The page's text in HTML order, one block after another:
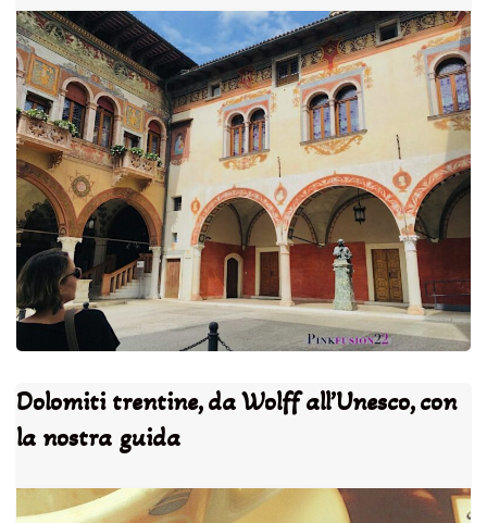
Dolomiti trentine, da Wolff all’Unesco, con
la nostra guida